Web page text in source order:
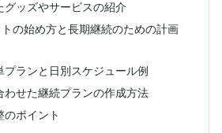
グッズやサービスの紹介
の始め方と長期継続のための計画
プランと日別スケジュール例
わせた継続プランの作成方法
のポイント